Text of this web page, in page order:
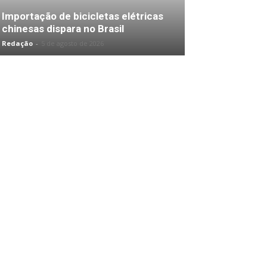
Importação de bicicletas elétricas
chinesas dispara no Brasil
Redação -